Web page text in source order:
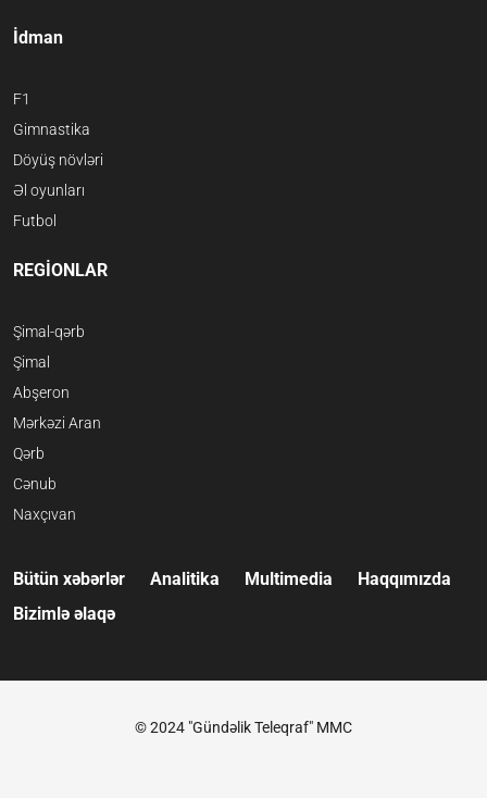
İdman
F1
Gimnastika
Döyüş növləri
Əl oyunları
Futbol
REGİONLAR
Şimal-qərb
Şimal
Abşeron
Mərkəzi Aran
Qərb
Cənub
Naxçıvan
Bütün xəbərlər Analitika Multimedia
Haqqımızda
Bizimlə əlaqə
© 2024 "Gündəlik Teleqraf" MMC